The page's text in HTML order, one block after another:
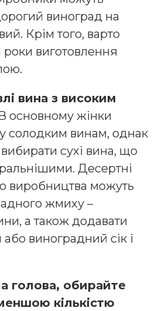
виноград на
Крім того, варто
роки виготовлення
вина з високим
основному жінки
солодким винам, однак
сухі вина, що
Десертні
виробництва можуть
жмиху –
а також додавати
виноградний сік і
голова, обирайте
кількістю